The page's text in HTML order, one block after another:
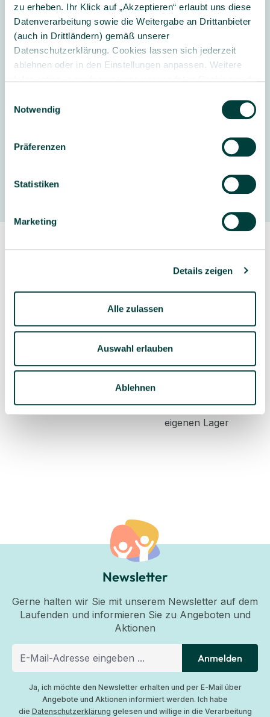
zu erheben. Ihr Klick auf „Akzeptieren“ erlaubt uns diese
Datenverarbeitung sowie die Weitergabe an Drittanbieter
(auch in Drittländern) gemäß unserer
Datenschutzerklärung. Cookies lassen sich jederzeit
ablehnen oder in den Einstellungen anpassen. Weitere
schutz­erklärung
Notwendig
Präferenzen
Statistiken
Marketing
Details zeigen
Alle zulassen
Auswahl erlauben
Ablehnen
Montageanleitung
Lieferung & Montage:
Sorgfältig ausgewähltes
Kompetente und
bei Versand aus dem
eigenen Lager
Newsletter
Gerne halten wir Sie mit unserem Newsletter auf dem
Laufenden und informieren Sie zu Angeboten und
Aktionen
Anmelden
Ja, ich möchte den Newsletter erhalten und per E-Mail über
Angebote und Aktionen informiert werden. Ich habe
die Datenschutzerklärung gelesen und willige in die Verarbeitung